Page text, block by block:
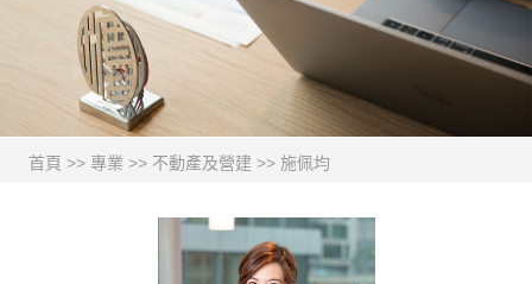
首頁 >> 專業 >> 不動產及營建 >> 施佩均